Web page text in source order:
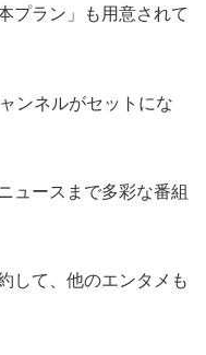
プラン」も用意されて
ンネルがセットにな
ュースまで多彩な番組
して、他のエンタメも